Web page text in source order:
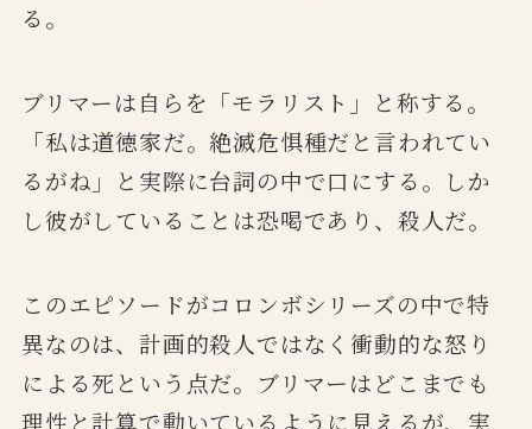
る。
ブリマーは自らを「モラリスト」と称する。
「私は道徳家だ。絶滅危惧種だと言われてい
るがね」と実際に台詞の中で口にする。しか
し彼がしていることは恐喝であり、殺人だ。
このエピソードがコロンボシリーズの中で特
異なのは、計画的殺人ではなく衝動的な怒り
による死という点だ。ブリマーはどこまでも
理性と計算で動いているように見えるが、実